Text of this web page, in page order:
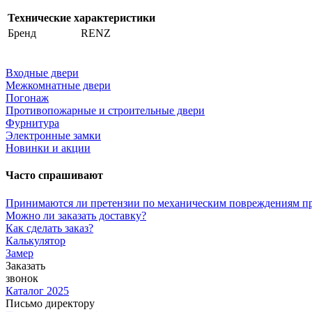
Технические характеристики
Бренд
RENZ
Входные двери
Межкомнатные двери
Погонаж
Противопожарные и строительные двери
Фурнитура
Электронные замки
Новинки и акции
Часто спрашивают
Принимаются ли претензии по механическим повреждениям
Можно ли заказать доставку?
Как сделать заказ?
Калькулятор
Замер
Заказать
звонок
Каталог 2025
Письмо директору